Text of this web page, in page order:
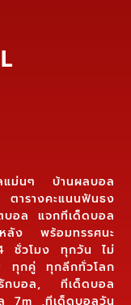
แม่นๆ บ้านผลบอล
รางคะแนนฟันธง
บอล แจกทีเด็ดบอล
ลัง พร้อมทรรศนะ
ชั่วโมง ทุกวัน ไม่
ทุกคู่ ทุกลีกทั่วโลก
กบอล, ทีเด็ดบอล
7m ,ทีเด็ดบอลวัน